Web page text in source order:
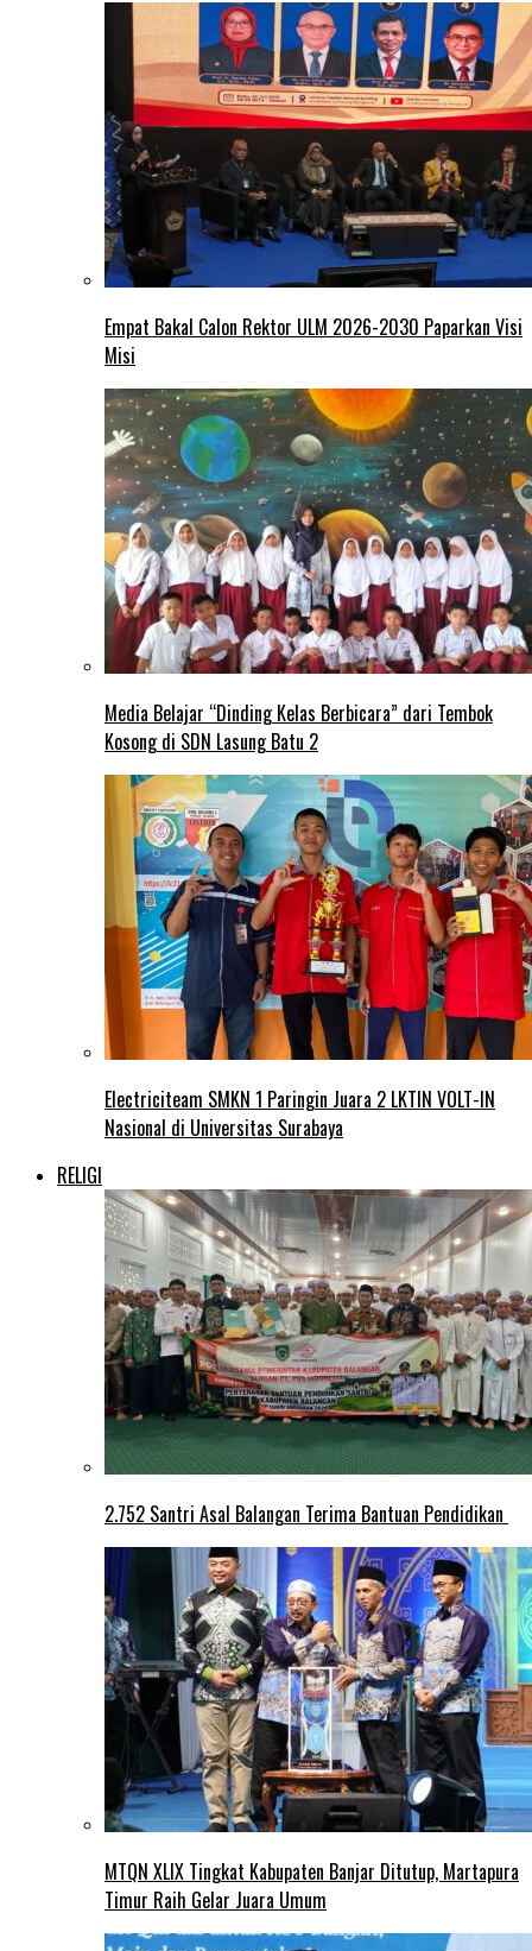
Empat Bakal Calon Rektor ULM 2026-2030 Paparkan Visi
Misi
Media Belajar “Dinding Kelas Berbicara” dari Tembok
Kosong di SDN Lasung Batu 2
Electriciteam SMKN 1 Paringin Juara 2 LKTIN VOLT-IN
Nasional di Universitas Surabaya
RELIGI
2.752 Santri Asal Balangan Terima Bantuan Pendidikan
MTQN XLIX Tingkat Kabupaten Banjar Ditutup, Martapura
Timur Raih Gelar Juara Umum